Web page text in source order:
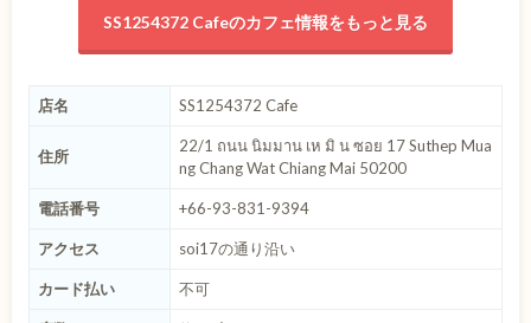
SS1254372 Cafeのカフェ情報をもっと見る
店名 SS1254372 Cafe
住所
22/1 ถนน นิมมาน เห มิ น ซอย 17 Suthep Mua
ng Chang Wat Chiang Mai 50200
電話番号 +66-93-831-9394
アクセス soi17の通り沿い
カード払い 不可